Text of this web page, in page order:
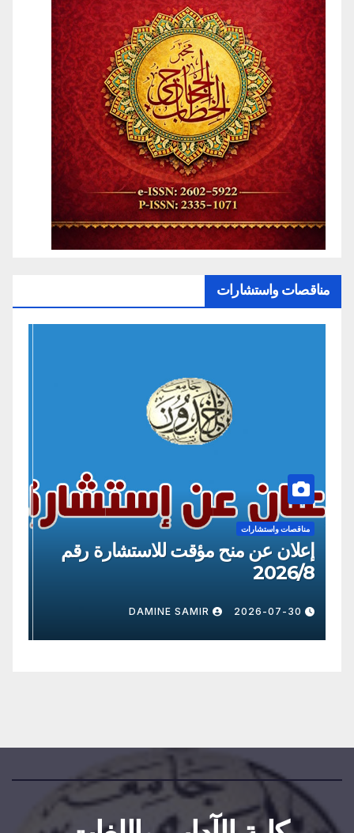
مناقصات واستشارات
مناقصات واستشارات
إعلان عن منح مؤقت للاستشارة رقم
2026/8
2026-07-30
DAMINE SAMIR